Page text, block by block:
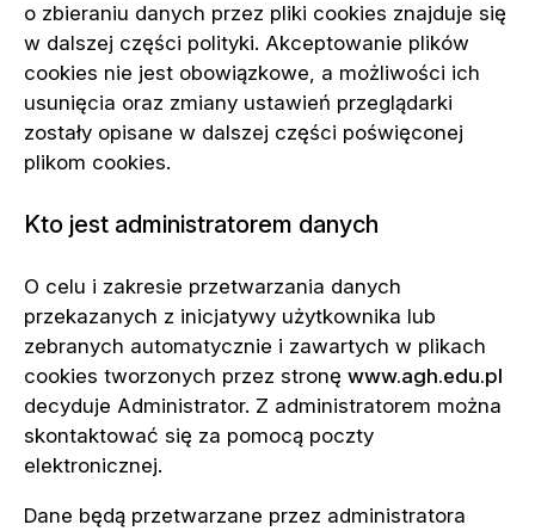
o zbieraniu danych przez pliki cookies znajduje się
w dalszej części polityki. Akceptowanie plików
cookies nie jest obowiązkowe, a możliwości ich
usunięcia oraz zmiany ustawień przeglądarki
zostały opisane w dalszej części poświęconej
plikom cookies.
Kto jest administratorem danych
O celu i zakresie przetwarzania danych
przekazanych z inicjatywy użytkownika lub
zebranych automatycznie i zawartych w plikach
cookies tworzonych przez stronę www.agh.edu.pl
decyduje Administrator. Z administratorem można
skontaktować się za pomocą poczty
elektronicznej.
Dane będą przetwarzane przez administratora